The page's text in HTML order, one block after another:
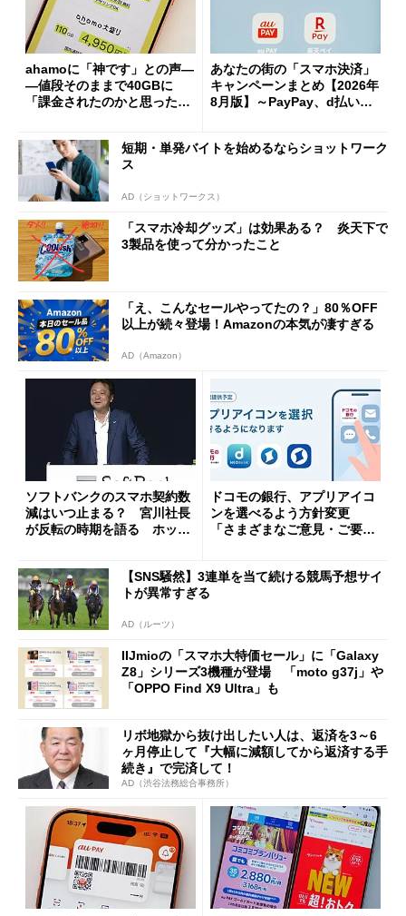
ahamoに「神です」との声―
―値段そのままで40GBに
「課金されたのかと思った」
あなたの街の「スマホ決済」
キャンペーンまとめ【2026年
8月版】～PayPay、d払い、a
短期・単発バイトを始めるならショットワーク
ス
AD（ショットワークス）
「スマホ冷却グッズ」は効果ある？ 炎天下で
3製品を使って分かったこと
「え、こんなセールやってたの？」80％OFF
以上が続々登場！Amazonの本気が凄すぎる
AD（Amazon）
ソフトバンクのスマホ契約数
減はいつ止まる？ 宮川社長
が反転の時期を語る ホッピ
ドコモの銀行、アプリアイコ
ンを選べるよう方針変更
「さまざまなご意見・ご要望
【SNS騒然】3連単を当て続ける競馬予想サイ
トが異常すぎる
AD（ルーツ）
IIJmioの「スマホ大特価セール」に「Galaxy
Z8」シリーズ3機種が登場 「moto g37j」や
「OPPO Find X9 Ultra」も
リボ地獄から抜け出したい人は、返済を3～6
ヶ月停止して『大幅に減額してから返済する手
続き』で完済して！
AD（渋谷法務総合事務所）